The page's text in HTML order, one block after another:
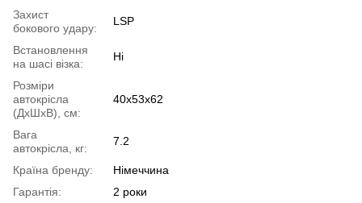
Захист
бокового удару:
LSP
Встановлення
на шасі візка:
Ні
Розміри
автокрісла
(ДхШхВ), см:
40х53х62
Вага
автокрісла, кг:
7.2
Країна бренду:
Німеччина
Гарантія:
2 роки